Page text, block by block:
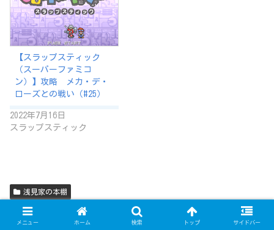
【スラップスティック
（スーパーファミコ
ン）】攻略 メカ・デ・
ローズとの戦い（#25）
2022年7月16日
スラップスティック
浅見家の本棚
シェアする
メニュー ホーム 検索 トップ サイドバー